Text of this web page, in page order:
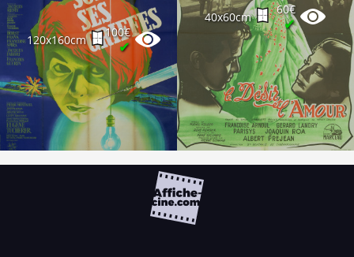
120x160cm
100€
✔
40x60cm
60€
✔